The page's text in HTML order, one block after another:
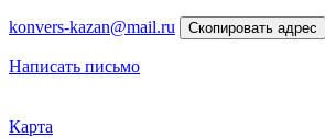
konvers-kazan@mail.ru Скопировать адрес
Написать письмо
Карта